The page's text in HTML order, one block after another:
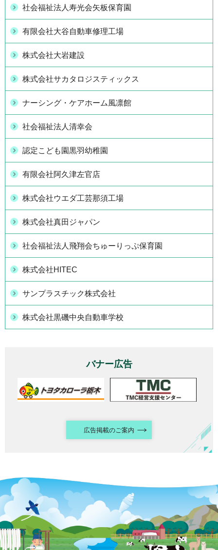
社会福祉法人寿光会矢板保育園
有限会社大谷自動車修理工場
株式会社大岩建設
株式会社サカタロジスティックス
ナーシング・ケアホーム風凛館
社会福祉法人清幸会
認定こども園黒羽幼稚園
有限会社阿久津左官店
株式会社ウエダ工芸那須工場
株式会社真田ジャパン
社会福祉法人飛翔会ちゅーりっぷ保育園
株式会社HITEC
サンプラスチック株式会社
株式会社黒磯中央自動車学校
バナー広告
広告掲載のご案内